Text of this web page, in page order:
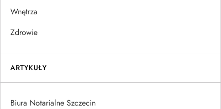
Wnętrza
Zdrowie
ARTYKUŁY
Biura Notarialne Szczecin